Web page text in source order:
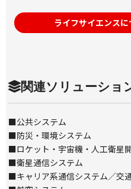
ライフサイエンス
関連ソリューショ
■公共システム
■防災・環境システム
■ロケット・宇宙機・人工衛星
■衛星通信システム
■キャリア系通信システム／交